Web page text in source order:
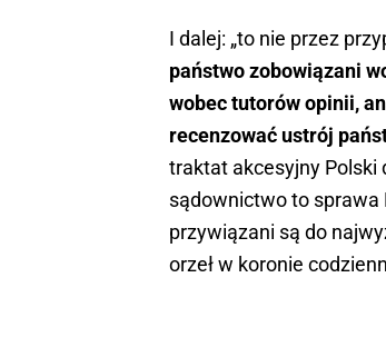
I dalej: „to nie przez
państwo zobowiązani
wobec tutorów opinii,
recenzować ustrój
traktat akcesyjny Polski
sądownictwo to sprawa
przywiązani są do
orzeł w koronie